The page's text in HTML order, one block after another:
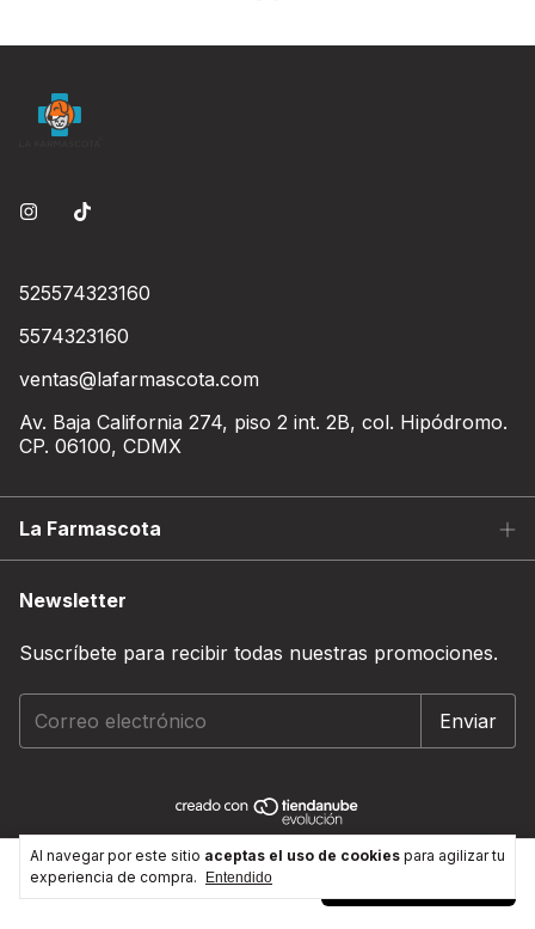
Al navegar por este sitio aceptas el uso de cookies para agilizar tu
experiencia de compra.
Entendido
5 ml
$548.00
525574323160
5574323160
ventas@lafarmascota.com
Av. Baja California 274, piso 2 int. 2B, col. Hipódromo.
CP. 06100, CDMX
La Farmascota
Newsletter
Suscríbete para recibir todas nuestras promociones.
Copyright Farmacia Veterinaria y alimento para mascota -
La Farmascota - 2026. Todos los derechos reservados.